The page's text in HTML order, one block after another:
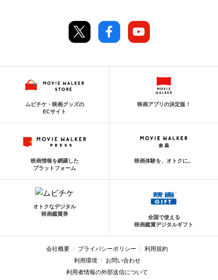
ムビチケ・映画グッズの
ECサイト
映画アプリの決定版！
映画情報を網羅した
プラットフォーム
映画体験を、オトクに。
オトクなデジタル
映画鑑賞券
全国で使える
映画鑑賞デジタルギフト
会社概要 プライバシーポリシー
利用規約
利用環境
お問い合わせ
利用者情報の外部送信について